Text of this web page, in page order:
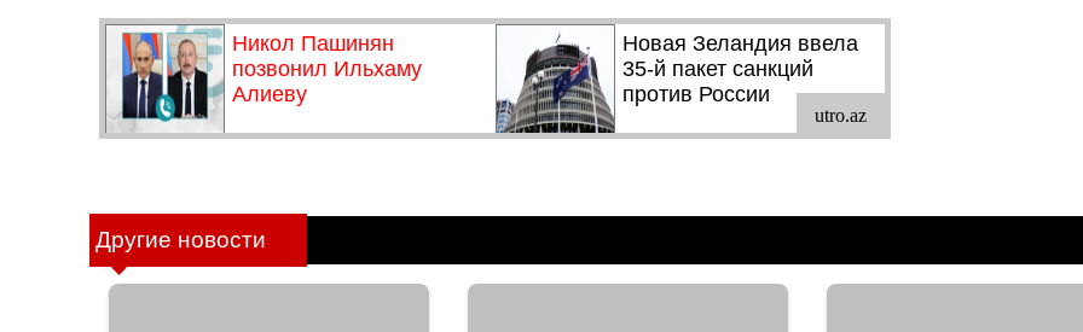
Другие новости